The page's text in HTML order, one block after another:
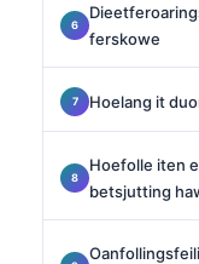
ferskowe
Hoelang it
Hoefolle iten
betsjutting